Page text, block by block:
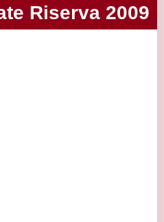
Riserva 2009